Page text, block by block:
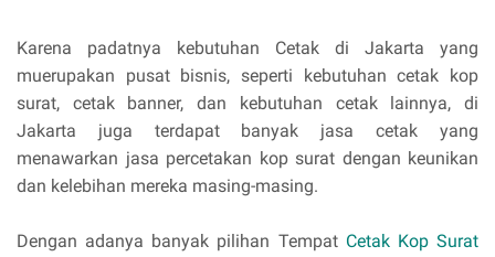
Karena padatnya kebutuhan Cetak di Jakarta yang
muerupakan pusat bisnis, seperti kebutuhan cetak kop
surat, cetak banner, dan kebutuhan cetak lainnya, di
Jakarta juga terdapat banyak jasa cetak yang
menawarkan jasa percetakan kop surat dengan keunikan
dan kelebihan mereka masing-masing.
Dengan adanya banyak pilihan Tempat Cetak Kop Surat